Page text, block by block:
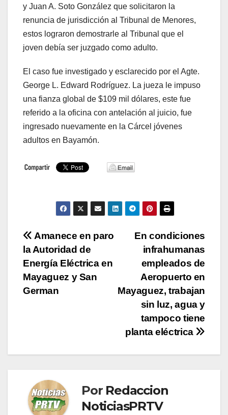
y Juan A. Soto González que solicitaron la
renuncia de jurisdicción al Tribunal de Menores,
estos lograron demostrarle al Tribunal que el
joven debía ser juzgado como adulto.
El caso fue investigado y esclarecido por el Agte.
George L. Edward Rodríguez. La jueza le impuso
una fianza global de $109 mil dólares, este fue
referido a la oficina con antelación al juicio, fue
ingresado nuevamente en la Cárcel jóvenes
adultos en Bayamón.
Navegación
de
entradas
En condiciones
infrahumanas
empleados de
Aeropuerto en
Mayaguez, trabajan
sin luz, agua y
tampoco tiene
planta eléctrica
Amanece en paro
la Autoridad de
Energía Eléctrica en
Mayaguez y San
German
Por Redaccion
NoticiasPRTV